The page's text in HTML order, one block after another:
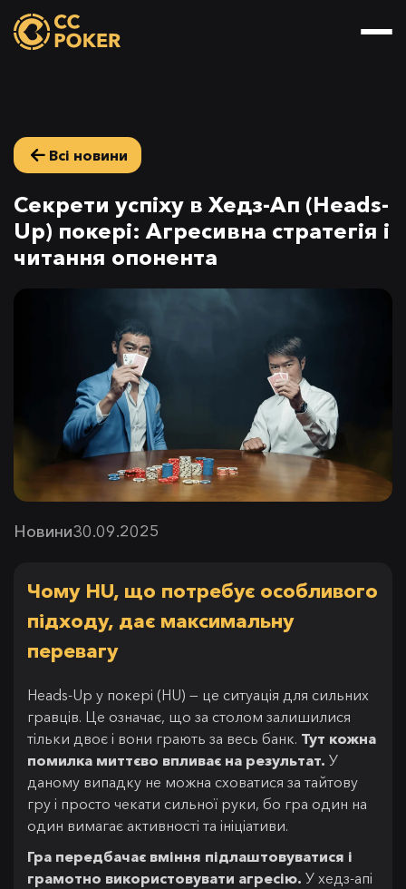
Всі новини
Секрети успіху в Хедз-Ап (Heads-
Up) покері: Агресивна стратегія і
читання опонента
Новини30.09.2025
Чому HU, що потребує особливого
підходу, дає максимальну
перевагу
Heads-Up у покері (HU) — це ситуація для сильних
гравців. Це означає, що за столом залишилися
тільки двоє і вони грають за весь банк. Тут кожна
помилка миттєво впливає на результат. У
даному випадку не можна сховатися за тайтову
гру і просто чекати сильної руки, бо гра один на
один вимагає активності та ініціативи.
Гра передбачає вміння підлаштовуватися і
грамотно використовувати агресію. У хедз-апі